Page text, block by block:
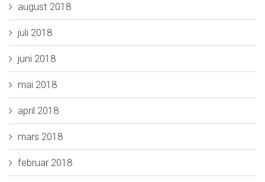
august 2018
juli 2018
juni 2018
mai 2018
april 2018
mars 2018
februar 2018